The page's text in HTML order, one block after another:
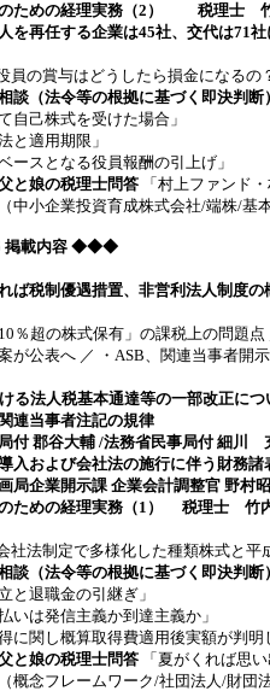
のための経理実務（2） 税理士
人を再任する企業は45社、交代は71
員の賞与はどうしたら損金になるの
談（法令等の根拠に基づく即決判
自己株式を受けた場合」
と適用期限」
ースとなる役員報酬の引上げ」
と娘の税理士問答 「村上ファンド
中小企業投資育成株式会社/端株/基
載内容 ◆◆◆
ば税制優遇措置、非営利法人制度
％超の株式保有」の課税上の問題
が公表へ ／ ・ASB、関連当事者開
ける法人税基本通達等の一部改正
連当事者注記の規律
郡谷大輔 /法務省民事局付 細川
入および会社法の施行に伴う財務
企業開示課 企業会計調整官 野村
のための経理実務（1） 税理士 竹
社法制定で多様化した種類株式と平
談（法令等の根拠に基づく即決判
退職金の引継ぎ」
は発信主義か到達主義か」
関し概算取得費適用後実額が判明
と娘の税理士問答 「夏がくれば思
概念フレームワーク/社団法人/財団